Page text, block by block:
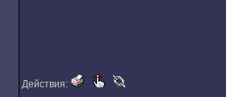
Действия: